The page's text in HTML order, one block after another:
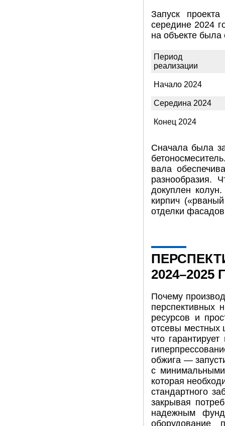
Запуск
середине 2024
на объекте
Период
реализации
Начало 2024
Середина 2024
Конец 2024
Сначала была
вала
разнообразия.
докуплен
кирпич
отделки
2024–2025
Почему
перспективных
ресурсов и
отсевы местных
что
обжига —
с
которая
стандартного
закрывая
надежным
оборудование